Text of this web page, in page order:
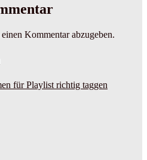
Kommentar abzugeben.
für Playlist richtig taggen